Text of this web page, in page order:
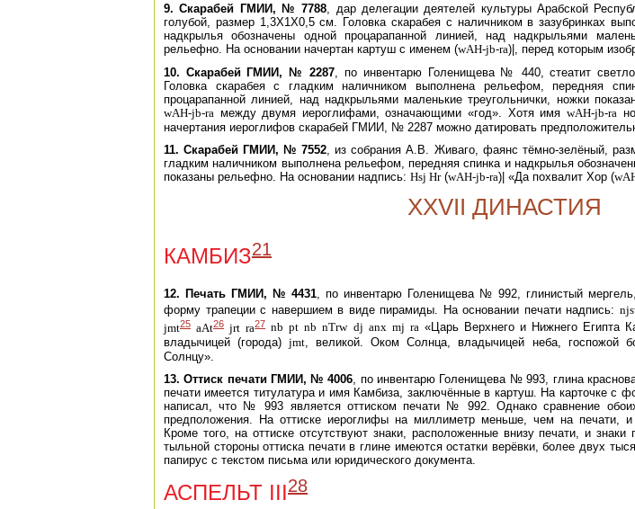
9. Скарабей ГМИИ, № 7788 , дар делегации деятелей культуры Арабской
голубой, размер 1,3X1X0,5 см. Головка скарабея с наличником в зазубринках
надкрылья обозначены одной процарапанной линией, над надкрыльями
рельефно. На основании начертан картуш с именем (wAH-jb-ra)|, перед которым
10. Скарабей ГМИИ, № 2287 , по инвентарю Голенищева № 440, стеатит
Головка скарабея с гладким наличником выполнена рельефом, передняя
процарапанной линией, над надкрыльями маленькие треугольнички, ножки
wAH-jb-ra между двумя иероглифами, означающими «год». Хотя имя wAH-jb-ra
начертания иероглифов скарабей ГМИИ, № 2287 можно датировать
11. Скарабей ГМИИ, № 7552 , из собрания А.В. Живаго, фаянс тёмно-зелёный,
гладким наличником выполнена рельефом, передняя спинка и надкрылья
показаны рельефно. На основании надпись: Hsj Hr(wAH-jb-ra)| «Да похвалит Хор (
XXVII ДИНАСТИЯ
КАМБИЗ21
12. Печать ГМИИ, № 4431 , по инвентарю Голенищева № 992, глинистый
форму трапеции с навершием в виде пирамиды. На основании печати надпись:
jmt25 aAt26 jrt ra27 nb pt nb nTrw dj anx mj ra«Царь Верхнего и Нижнего Египта
владычицей (города)jmt , великой. Оком Солнца, владычицей неба, госпожой
Солнцу».
13. Оттиск печати ГМИИ, № 4006 , по инвентарю Голенищева № 993, глина
печати имеется титулатура и имя Камбиза, заключённые в картуш. На карточке с
написал, что № 993 является оттиском печати № 992. Однако сравнение
предположения. На оттиске иероглифы на миллиметр меньше, чем на печати, и
Кроме того, на оттиске отсутствуют знаки, расположенные внизу печати, и знаки
тыльной стороны оттиска печати в глине имеются остатки верёвки, более двух
папирус с текстом письма или юридического документа.
АСПЕЛЬТ III28